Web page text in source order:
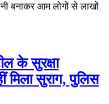
बनाकर आम लोगों से लाखों
के सुरक्षा
मिला सुराग, पुलिस